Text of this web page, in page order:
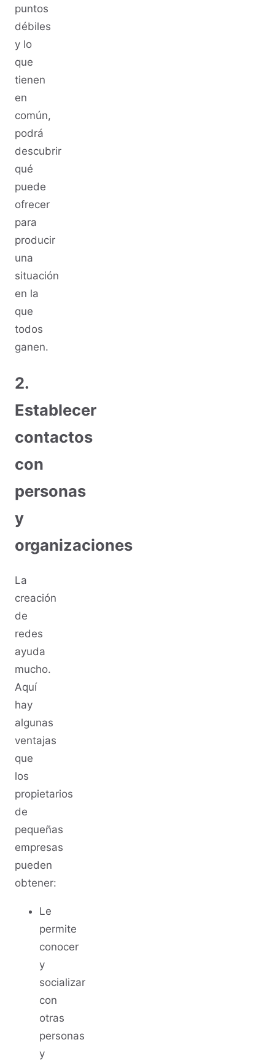
puntos
débiles
y lo
que
tienen
en
común,
podrá
descubrir
qué
puede
ofrecer
para
producir
una
situación
en la
que
todos
ganen.
2.
Establecer
contactos
con
personas
y
organizaciones
La
creación
de
redes
ayuda
mucho.
Aquí
hay
algunas
ventajas
que
los
propietarios
de
pequeñas
empresas
pueden
obtener:
Le
permite
conocer
y
socializar
con
otras
personas
y